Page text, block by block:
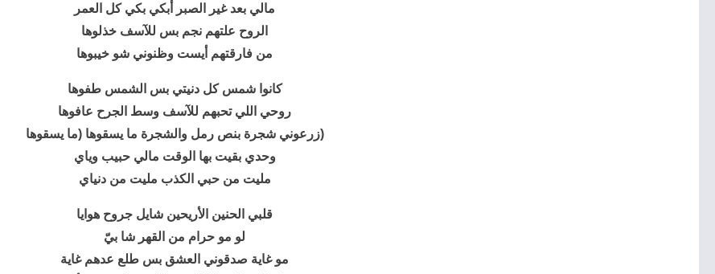
مالي بعد غير الصبر أبكي بكي كل العمر
الروح علتهم نجم بس للآسف خذلوها
من فارقتهم أيست وظنوني شو خيبوها
كانوا شمس كل دنيتي بس الشمس طفوها
روحي اللي تحبهم للآسف وسط الجرح عافوها
(زرعوني شجرة بنص رمل والشجرة ما يسقوها (ما يسقوها
وحدي بقيت بها الوقت مالي حبيب وياي
مليت من حبي الكذب مليت من دنياي
قلبي الحنين الأريحين شايل جروح هوايا
لو مو حرام من القهر شا بيّ
مو غاية صدقوني العشق بس طلع عدهم غاية